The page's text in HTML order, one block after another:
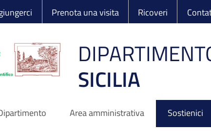
Prenota una visita Ricoveri
SICILIA
Area amministrativa Sostienici